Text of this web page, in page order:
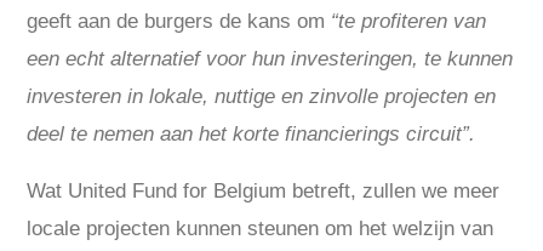
geeft aan de burgers de kans om “te profiteren van
een echt alternatief voor hun investeringen, te kunnen
investeren in lokale, nuttige en zinvolle projecten en
deel te nemen aan het korte financierings circuit”.
Wat United Fund for Belgium betreft, zullen we meer
locale projecten kunnen steunen om het welzijn van